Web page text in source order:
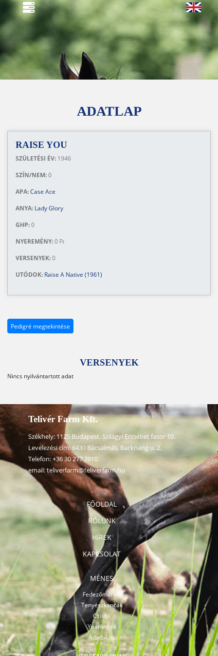
ADATLAP
RAISE YOU
SZÜLETÉSI ÉV: 1946
SZÍN/NEM:0
APA:Case Ace
ANYA: Lady Glory
GHP:0
NYEREMÉNY:0 Ft
VERSENYEK:0
UTÓDOK: Raise A Native (1961)
Pedigré megtekintése
VERSENYEK
Nincs nyilvántartott adat
FŐOLDAL
RÓLUNK
HÍREK
KAPCSOLAT
MÉNES
Fedezőmének
Tenyészkancák
Csikók
Yearlingek
Adatbázis
Telivér Farm Kft.
Székhely: 1125 Budapest, Szilágyi Erzsébet fasor 10.
Levelezési cím: 6430 Bácsalmás, Backnang u. 2.
Telefon:+36 30 277 7010
email:teliverfarm@teliverfarm.hu